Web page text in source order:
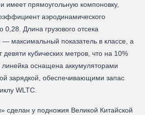
имеет прямоугольную компоновку,
аэродинамического
0,28. Длина грузового отсека
максимальный показатель в классе, а
девяти кубических метров, что на 10%
оснащена аккумуляторами
зарядкой, обеспечивающими запас
WLTC.
сделан у подножия Великой Китайской